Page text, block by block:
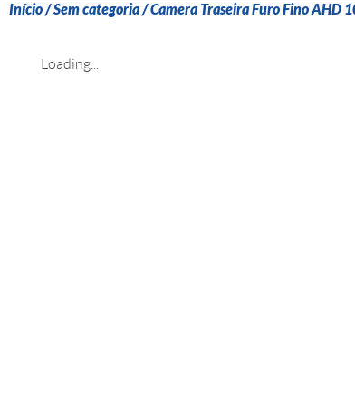
Início/Sem categoria/ Camera Traseira Furo Fino AHD
Loading...